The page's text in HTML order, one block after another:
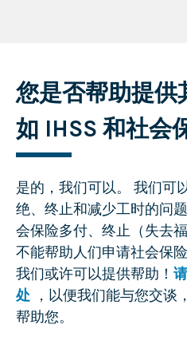
您是否帮助提供
如 IHSS 和社会
是的，我们可以。 我们可
绝、终止和减少工时的问
会保险多付、终止（失去
不能帮助人们申请社会保险
我们或许可以提供帮助！
处 ，以便我们能与您交谈
帮助您。